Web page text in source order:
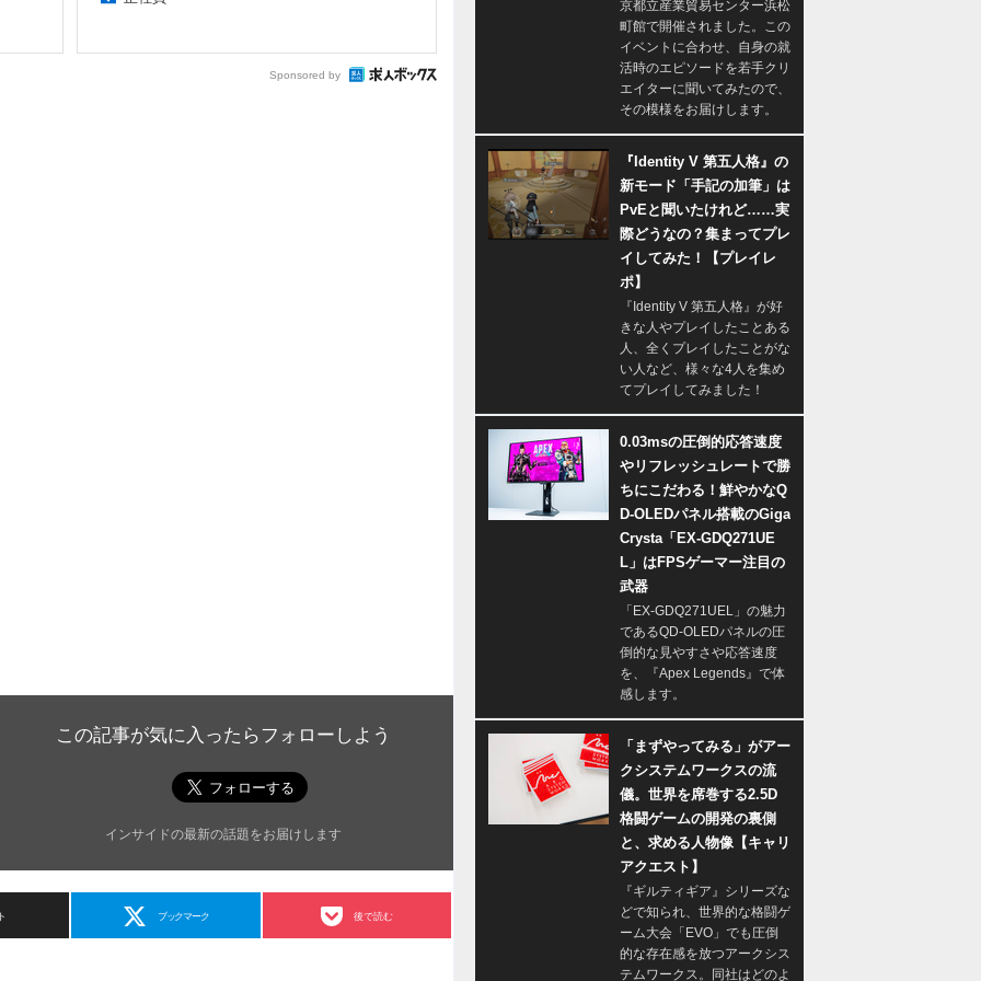
Sponsored by
この記事が気に入ったらフォローしよう
インサイドの最新の話題をお届けします
ブックマーク 後で読む
京都立産業貿易センター浜松
町館で開催されました。この
イベントに合わせ、自身の就
活時のエピソードを若手クリ
エイターに聞いてみたので、
その模様をお届けします。
『Identity V 第五人格』の
新モード「手記の加筆」は
PvEと聞いたけれど……実
際どうなの？集まってプレ
イしてみた！【プレイレ
ポ】
『Identity V 第五人格』が好
きな人やプレイしたことある
人、全くプレイしたことがな
い人など、様々な4人を集め
てプレイしてみました！
0.03msの圧倒的応答速度
やリフレッシュレートで勝
ちにこだわる！鮮やかなQ
D-OLEDパネル搭載のGiga
Crysta「EX-GDQ271UE
L」はFPSゲーマー注目の
武器
「EX-GDQ271UEL」の魅力
であるQD-OLEDパネルの圧
倒的な見やすさや応答速度
を、『Apex Legends』で体
感します。
「まずやってみる」がアー
クシステムワークスの流
儀。世界を席巻する2.5D
格闘ゲームの開発の裏側
と、求める人物像【キャリ
アクエスト】
『ギルティギア』シリーズな
どで知られ、世界的な格闘ゲ
ーム大会「EVO」でも圧倒
的な存在感を放つアークシス
テムワークス。同社はどのよ